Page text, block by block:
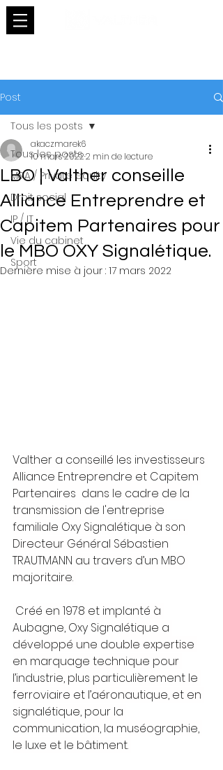
Post
Tous les posts
M&A / Private equity
Droit social
IP / IT
Vie du cabinet
Sport
Tous les posts
LBO | Valther conseille
Alliance Entreprendre et
Capitem Partenaires pour
le MBO OXY Signalétique.
akaczmarek6
10 mars 20222 min de lecture
Dernière mise à jour : 17 mars 2022
Valther a conseillé les investisseurs
Alliance Entreprendre et Capitem
Partenaires  dans le cadre de la
transmission de l'entreprise
familiale Oxy Signalétique à son
Directeur Général Sébastien
TRAUTMANN au travers d’un MBO
majoritaire.
Aubagne, Oxy Signalétique a
développé une double expertise
en marquage technique pour
l’industrie, plus particulièrement le
ferroviaire et l’aéronautique, et en
signalétique, pour la
communication, la muséographie,
le luxe et le bâtiment.